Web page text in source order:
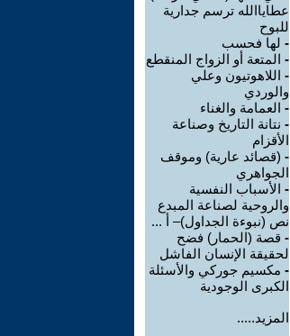
عطاياالله ترسم جدارية
للبوح
- لها فحسب
- المتعة أو الزواج المنقطع
- اللاهوتيون وعلي
والوردي
- العمامة والغناء
- نتانة التاريخ وصناعة
الأقزام
- (قصائد عارية) وموقف
الجواهري
- الأسباب النفسية
والروحية لصناعة المبدع
نص (نبوءة الجداول)– أ ...
- قصة (الحمار) فضح
لحقيقة الإنسان الفاشل
- مكسيم جوركي والأسئلة
الكبرى الوجودية
المزيد.....